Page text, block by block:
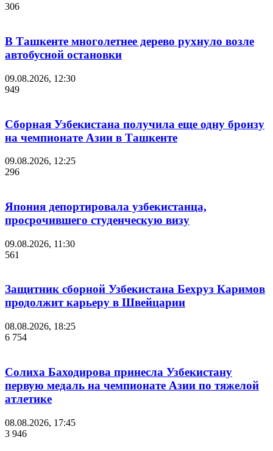
306
В Ташкенте многолетнее дерево рухнуло возле
автобусной остановки
09.08.2026, 12:30
949
Сборная Узбекистана получила еще одну бронзу
на чемпионате Азии в Ташкенте
09.08.2026, 12:25
296
Япония депортировала узбекистанца,
просрочившего студенческую визу
09.08.2026, 11:30
561
Защитник сборной Узбекистана Бехруз Каримов
продолжит карьеру в Швейцарии
08.08.2026, 18:25
6 754
Солиха Баходирова принесла Узбекистану
первую медаль на чемпионате Азии по тяжелой
атлетике
08.08.2026, 17:45
3 946